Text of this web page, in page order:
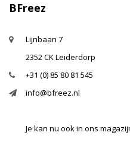
BFreez
Lijnbaan 7
2352 CK Leiderdorp
+31 (0) 85 80 81 545
info@bfreez.nl
Je kan nu ook in ons